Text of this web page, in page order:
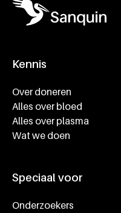
Kennis
Over doneren
Alles over bloed
Alles over plasma
Wat we doen
Speciaal voor
Onderzoekers